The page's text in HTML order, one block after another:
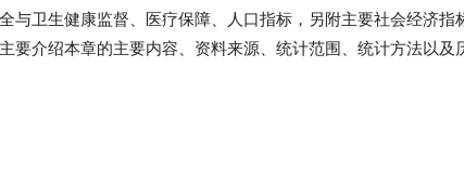
卫生健康监督、医疗保障、人口指标，另附主要社会经济指
介绍本章的主要内容、资料来源、统计范围、统计方法以及